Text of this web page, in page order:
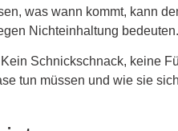
was wann kommt, kann
Nichteinhaltung bedeuten.
Schnickschnack, keine
tun müssen und wie sie